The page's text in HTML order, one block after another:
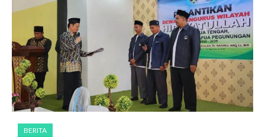
BERITA